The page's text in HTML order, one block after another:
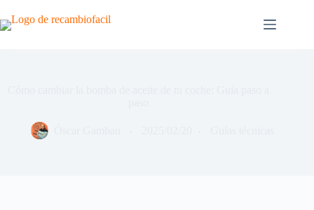
al
contenido